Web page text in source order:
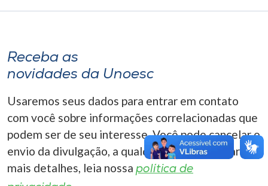
A+
A-
Receba as
novidades da Unoesc
Usaremos seus dados para entrar em contato
com você sobre informações correlacionadas que
podem ser de seu interesse. Você pode cancelar o
envio da divulgação, a qualquer momento. Para
mais detalhes, leia nossa política de